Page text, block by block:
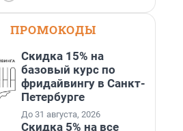
ПРОМОКОДЫ
Скидка 15% на
базовый курс по
фридайвингу в Санкт-
Петербурге
До 31 августа, 2026
Скидка 5% на все